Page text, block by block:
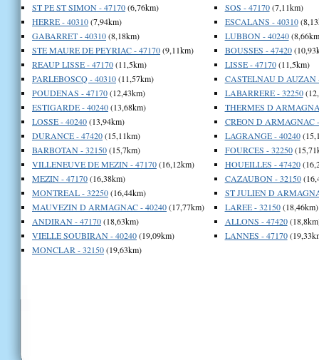
ST PE ST SIMON - 47170(6,76km)
HERRE - 40310(7,94km)
GABARRET - 40310(8,18km)
STE MAURE DE PEYRIAC - 47170(9,11km)
REAUP LISSE - 47170(11,5km)
PARLEBOSCQ - 40310(11,57km)
POUDENAS - 47170(12,43km)
ESTIGARDE - 40240(13,68km)
LOSSE - 40240(13,94km)
DURANCE - 47420(15,11km)
BARBOTAN - 32150(15,7km)
VILLENEUVE DE MEZIN - 47170(16,12km)
MEZIN - 47170(16,38km)
MONTREAL - 32250(16,44km)
MAUVEZIN D ARMAGNAC - 40240(17,77km)
ANDIRAN - 47170(18,63km)
VIELLE SOUBIRAN - 40240(19,09km)
MONCLAR - 32150(19,63km)
SOS - 47170(7,11km)
ESCALANS - 40310
LUBBON - 40240
BOUSSES - 47420
LISSE - 47170(11,5km)
CASTELNAU D AUZAN
LABARRERE - 32250
THERMES D
CREON D ARMAGNAC
LAGRANGE - 40240
FOURCES - 32250
HOUEILLES - 47420
CAZAUBON - 32150
ST JULIEN D
LAREE - 32150(18,46km)
ALLONS - 47420
LANNES - 47170